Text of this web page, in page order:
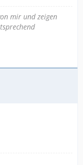
mir und zeigen